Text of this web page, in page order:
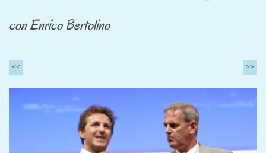
con Enrico Bertolino
<< >>